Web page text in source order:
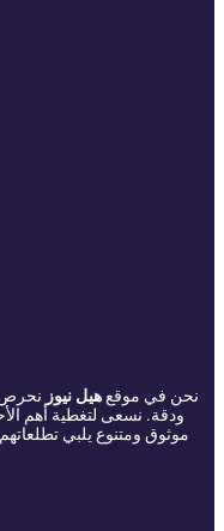
نحن في موقعهيل نيوز نحرص
ودقة. نسعى لتغطية أهم
موثوق ومتنوع يلبي